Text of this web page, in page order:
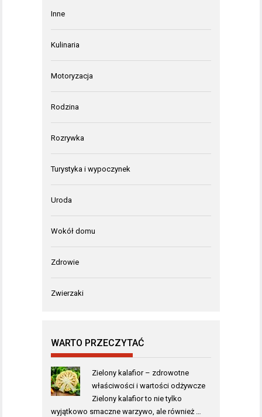
Inne
Kulinaria
Motoryzacja
Rodzina
Rozrywka
Turystyka i wypoczynek
Uroda
Wokół domu
Zdrowie
Zwierzaki
WARTO PRZECZYTAĆ
Zielony kalafior – zdrowotne
właściwości i wartości odżywcze
Zielony kalafior to nie tylko
wyjątkowo smaczne warzywo, ale również …